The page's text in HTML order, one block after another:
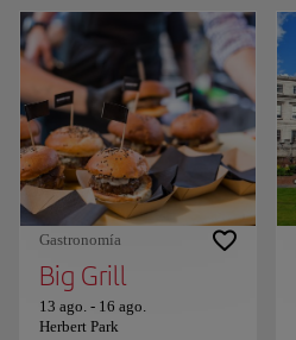
Gastronomía
Big Grill
13 ago. - 16 ago.
Herbert Park